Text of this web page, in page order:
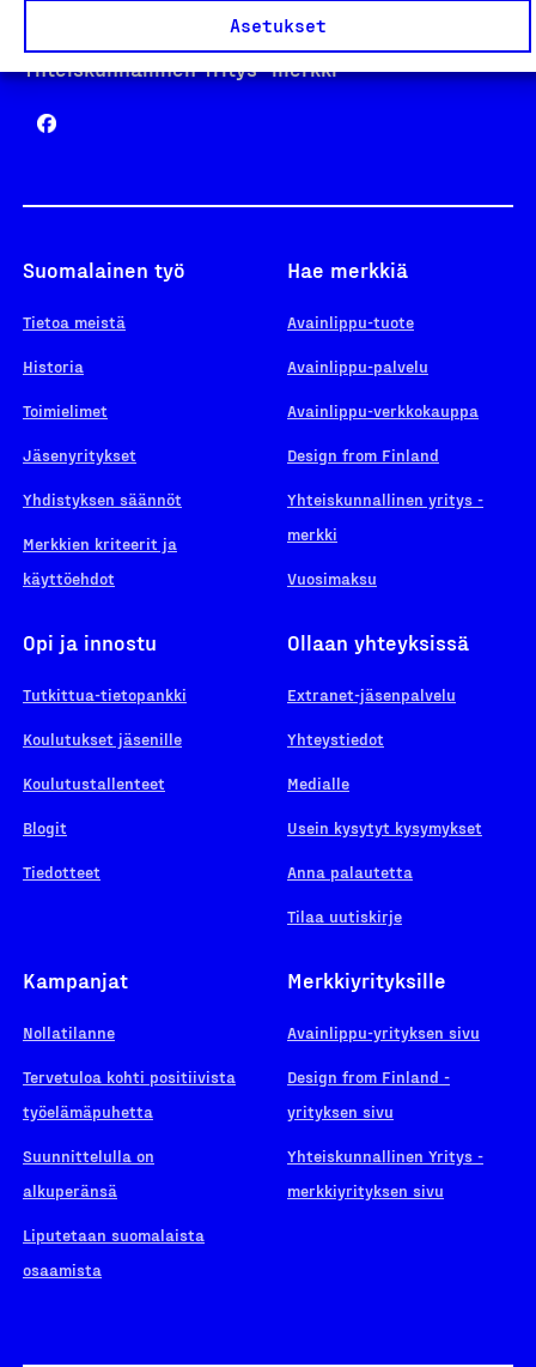
Asetukset
Yhteiskunnallinen Yritys -merkki
Suomalainen työ
Tietoa meistä
Historia
Toimielimet
Jäsenyritykset
Yhdistyksen säännöt
Merkkien kriteerit ja
käyttöehdot
Hae merkkiä
Avainlippu-tuote
Avainlippu-palvelu
Avainlippu-verkkokauppa
Design from Finland
Yhteiskunnallinen yritys -
merkki
Vuosimaksu
Opi ja innostu
Tutkittua-tietopankki
Koulutukset jäsenille
Koulutustallenteet
Blogit
Tiedotteet
Ollaan yhteyksissä
Extranet-jäsenpalvelu
Yhteystiedot
Medialle
Usein kysytyt kysymykset
Anna palautetta
Tilaa uutiskirje
Kampanjat
Nollatilanne
Tervetuloa kohti positiivista
työelämäpuhetta
Suunnittelulla on
alkuperänsä
Liputetaan suomalaista
osaamista
Merkkiyrityksille
Avainlippu-yrityksen sivu
Design from Finland -
yrityksen sivu
Yhteiskunnallinen Yritys -
merkkiyrityksen sivu